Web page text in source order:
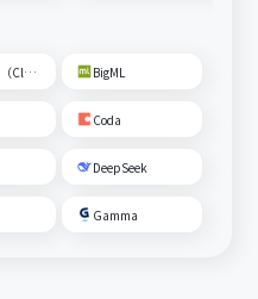
Anthropic（Claude） BigML
Coda
DeepSeek
Gamma